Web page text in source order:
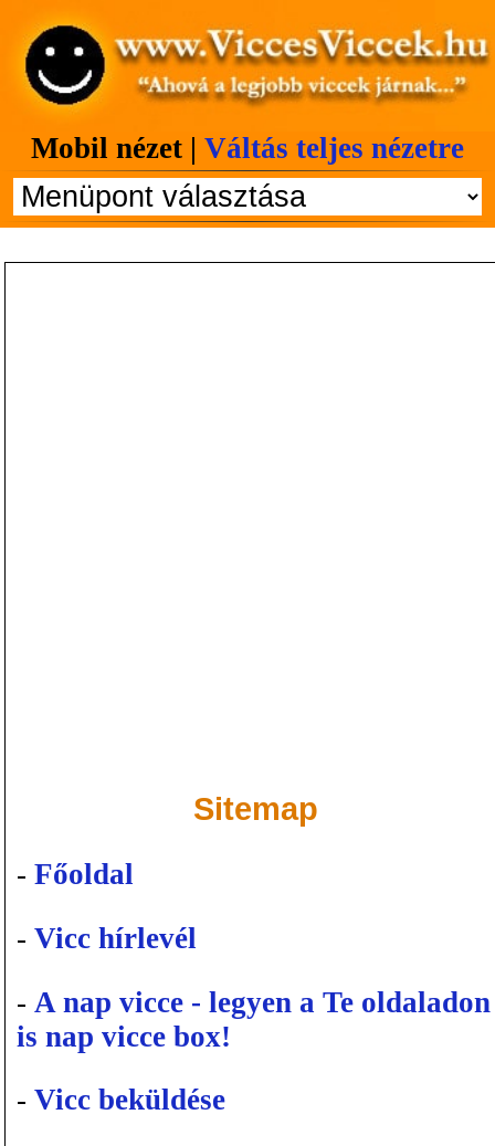
Mobil nézet | Váltás teljes nézetre
Sitemap
- Főoldal
- Vicc hírlevél
- A nap vicce - legyen a Te oldaladon
is nap vicce box!
- Vicc beküldése